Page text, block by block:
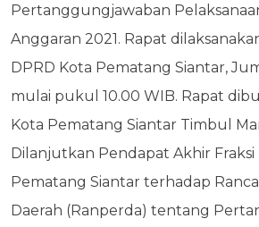
Pertanggungjawaban
Anggaran 2021. Rapat
DPRD Kota Pematang Siantar,
mulai pukul 10.00 WIB. Rapat
Kota Pematang Siantar Timbul
Dilanjutkan Pendapat Akhir Fraksi
Pematang Siantar terhadap
Daerah (Ranperda) tentang